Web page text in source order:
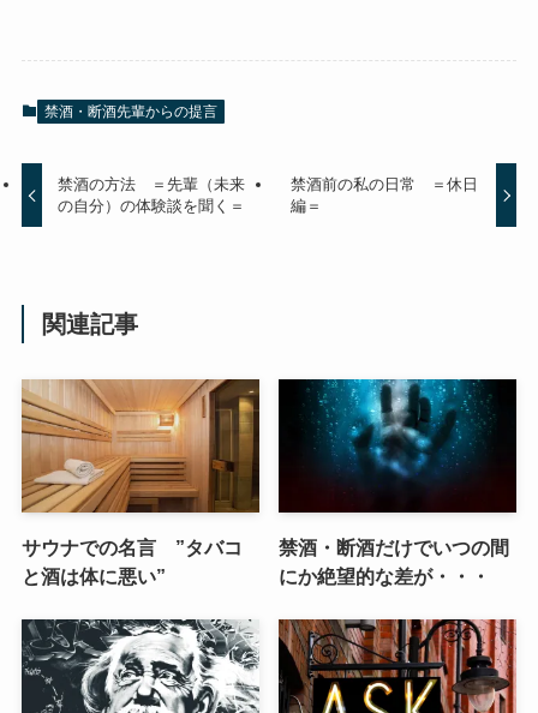
禁酒・断酒先輩からの提言
禁酒の方法 ＝先輩（未来
の自分）の体験談を聞く＝
禁酒前の私の日常 ＝休日
編＝
関連記事
サウナでの名言 ”タバコ
と酒は体に悪い”
禁酒・断酒だけでいつの間
にか絶望的な差が・・・